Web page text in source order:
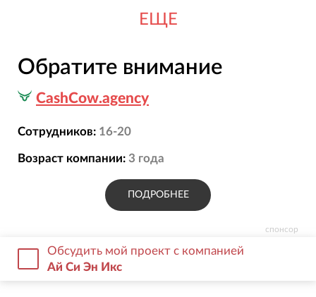
ЕЩЕ
спонсор
Обратите внимание
CashCow.agency
Сотрудников: 16-20
Возраст компании: 3 года
ПОДРОБНЕЕ
Обсудить мой проект с компанией
Ай Си Эн Икс